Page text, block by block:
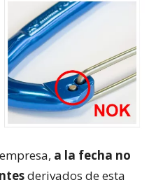
a la fecha no
derivados de esta